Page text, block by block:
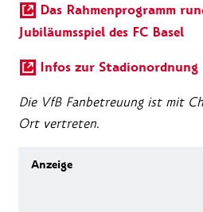
Das Rahmenprogramm
Jubiläumsspiel des FC Basel
Infos zur Stadionordnung
Die VfB Fanbetreuung ist mit
Ort vertreten.